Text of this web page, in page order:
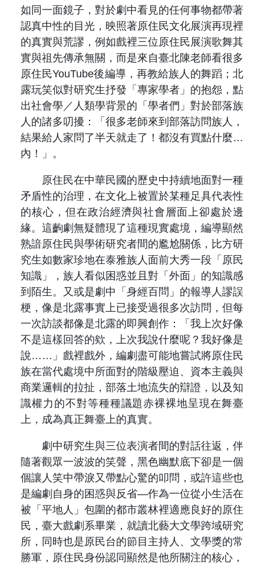
如同一面鏡子，對於劇中看見的任何事物都帶著
認真中性的目光，映照著原住民文化展演再現裡
的真實與荒謬，例如戲裡三位原住民展演歌舞其
實與祖先傳承無關，而是來自臺北陳老師看很多
原住民YouTube後編導，再教給族人的舞蹈；北
露玩笑似對研究生抒發「專家學者」的抱怨，點
出社會學／人類學背景的「學者們」對於部落族
人的諸多叨擾：「很多老師來到部落訪問族人，
結果給人家問了半天就走了！都沒有買點什麼…
內！」。
原住民在中華民國的歷史中持續地面對一種
矛盾性的治理，在文化上被置於某種足具代表性
的核心，但在政治經濟與社會層面上卻處於邊
緣。這齣劇無疑體現了這種現實處境，編導顯然
熟諳原住民與學術研究者間的尷尬關係，比方研
究生如數家珍地在泰雅族人面前大秀一段「原民
知識」，族人看似困惑並且對「外面」的知識感
到陌生。又或是劇中「身經百問」的報導人謬誤
梗，像是北露事實上已接受過很多次訪問，但每
一次訪談都像是北露的即興創作：「我上次好像
不是這樣回答的欸，上次我說什麼呢？我好像是
說……」戲裡戲外，編劇盡可能地嘗試將原住民
族在當代處境中所面對的階級壓迫、資本主義與
商業邏輯的拉扯，部落土地流失的辯證，以及知
識權力的不對等種種議題赤裸裸地呈現在舞臺
上，成為真正舞臺上的真實。
劇中研究生與三位表演者間的對話往返，伴
隨著觀眾一波波的笑聲，黑色幽默底下卻是一個
個讓人笑中帶淚又帶點心驚的叩問，或許這些也
是編劇自身的困惑與反省—作為一位從小生活在
被「平地人」包圍的都市叢林裡適應良好的原住
民，臺大戲劇系畢業，就讀北藝大文學跨域研究
所，同時也是原民台的節目主持人、文學獎的常
勝軍，原住民身份認同顯然是他所關注的核心，